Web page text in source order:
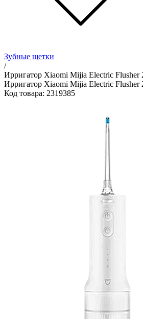
Зубные щетки
/
Ирригатор Xiaomi Mijia Electric
Ирригатор Xiaomi Mijia Electric
Код товара: 2319385